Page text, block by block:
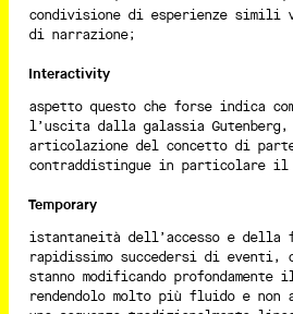
condivisione di esperienze simili
di narrazione;
Interactivity
aspetto questo che forse indica
l’uscita dalla galassia Gutenberg,
articolazione del concetto di
contraddistingue in particolare il
Temporary
istantaneità dell’accesso e
rapidissimo succedersi di eventi,
stanno modificando profondamente
rendendolo molto più fluido e non